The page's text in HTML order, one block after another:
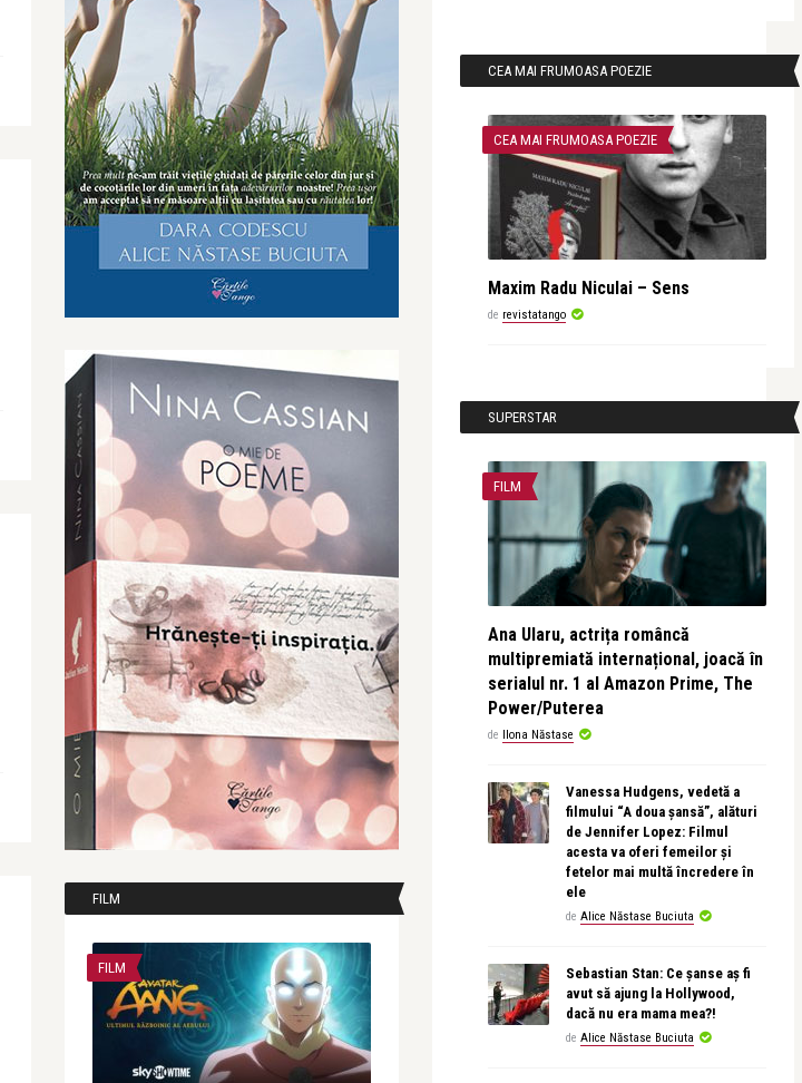
FILM
FILM
CEA MAI FRUMOASA POEZIE
CEA MAI FRUMOASA POEZIE
Maxim Radu Niculai – Sens
de revistatango
SUPERSTAR
FILM
Ana Ularu, actrița româncă
multipremiată internațional, joacă în
serialul nr. 1 al Amazon Prime, The
Power/Puterea
de Ilona Năstase
Vanessa Hudgens, vedetă a
filmului “A doua șansă”, alături
de Jennifer Lopez: Filmul
acesta va oferi femeilor și
fetelor mai multă încredere în
ele
de Alice Năstase Buciuta
Sebastian Stan: Ce șanse aș fi
avut să ajung la Hollywood,
dacă nu era mama mea?!
de Alice Năstase Buciuta